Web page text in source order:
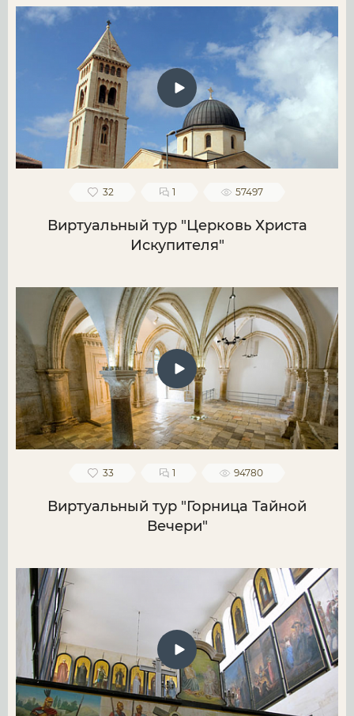
32 1 57497
Виртуальный тур "Церковь Христа
Искупителя"
33 1 94780
Виртуальный тур "Горница Тайной
Вечери"